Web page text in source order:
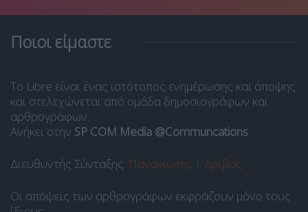
Ποιοι είμαστε
Το Libre είναι ένας ιστότοπος ενημέρωσης και άποψης
και στελεχώνεται από ομάδα δημοσιογράφων και
αρθρογράφων.
Ανήκει στην SP COM Media @Communcations.
Διευθυντής Σύνταξης: Παναγιώτης Ι. Δρίβας.
Οι απόψεις των αρθρογράφων εκφράζουν μόνο τους